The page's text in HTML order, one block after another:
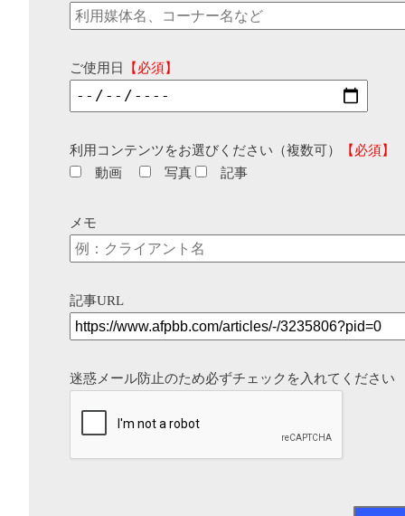
ご使用日 【必須】
利用コンテンツをお選びください（複数可）
【必須】
動画
写真 記事
メモ
記事URL
迷惑メール防止のため必ずチェックを入れてください